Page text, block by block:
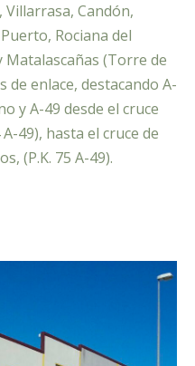
Villarrasa, Candón,
Rociana del
Matalascañas (Torre de
de enlace, destacando A-
y A-49 desde el cruce
49), hasta el cruce de
(P.K. 75 A-49).